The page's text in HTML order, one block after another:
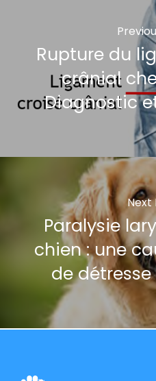
Rupture du
crânial
Diagnostic
Next
Paralysie
chien : une
de